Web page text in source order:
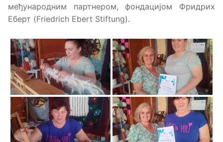
међународним партнером, фондацијом Фридрих
Еберт (Friedrich Ebert Stiftung).